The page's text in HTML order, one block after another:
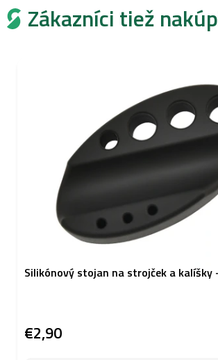
Zákazníci tiež
Silikónový stojan na strojček a kalíšky
€2,90